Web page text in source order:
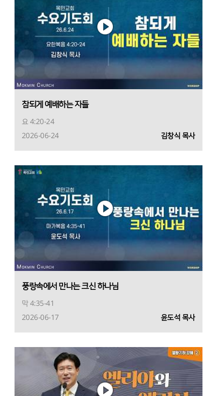
참되게 예배하는 자들
요 4:20-24
2026-06-24
김창식 목사
풍랑속에서 만나는 크신 하나님
막 4:35-41
2026-06-17
윤도석 목사